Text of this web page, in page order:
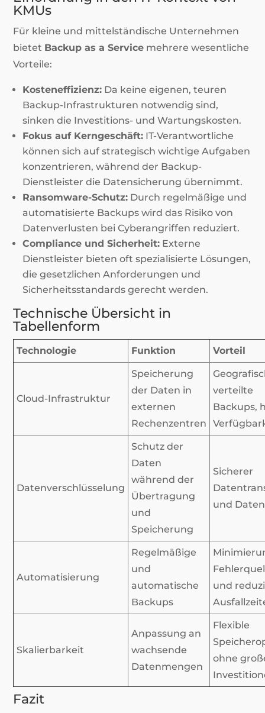
KMUs
Für kleine und mittelständische Unternehmen
bietet Backup as a Service mehrere wesentliche
Vorteile:
Kosteneffizienz: Da keine eigenen, teuren
Backup-Infrastrukturen notwendig sind,
sinken die Investitions- und Wartungskosten.
Fokus auf Kerngeschäft: IT-Verantwortliche
können sich auf strategisch wichtige Aufgaben
konzentrieren, während der Backup-
Dienstleister die Datensicherung übernimmt.
Ransomware-Schutz: Durch regelmäßige und
automatisierte Backups wird das Risiko von
Datenverlusten bei Cyberangriffen reduziert.
Compliance und Sicherheit: Externe
Dienstleister bieten oft spezialisierte Lösungen,
die gesetzlichen Anforderungen und
Sicherheitsstandards gerecht werden.
Technische Übersicht in
Tabellenform
Technologie Funktion Vorteil
Cloud-Infrastruktur
Speicherung
der Daten in
externen
Rechenzentren
verteilte
Backups,
Datenverschlüsselung
Schutz der
Daten
während der
Übertragung
und
Speicherung
Sicherer
und
Automatisierung
Regelmäßige
und
automatische
Backups
und
Skalierbarkeit
Anpassung an
wachsende
Datenmengen
Flexible
ohne
Fazit